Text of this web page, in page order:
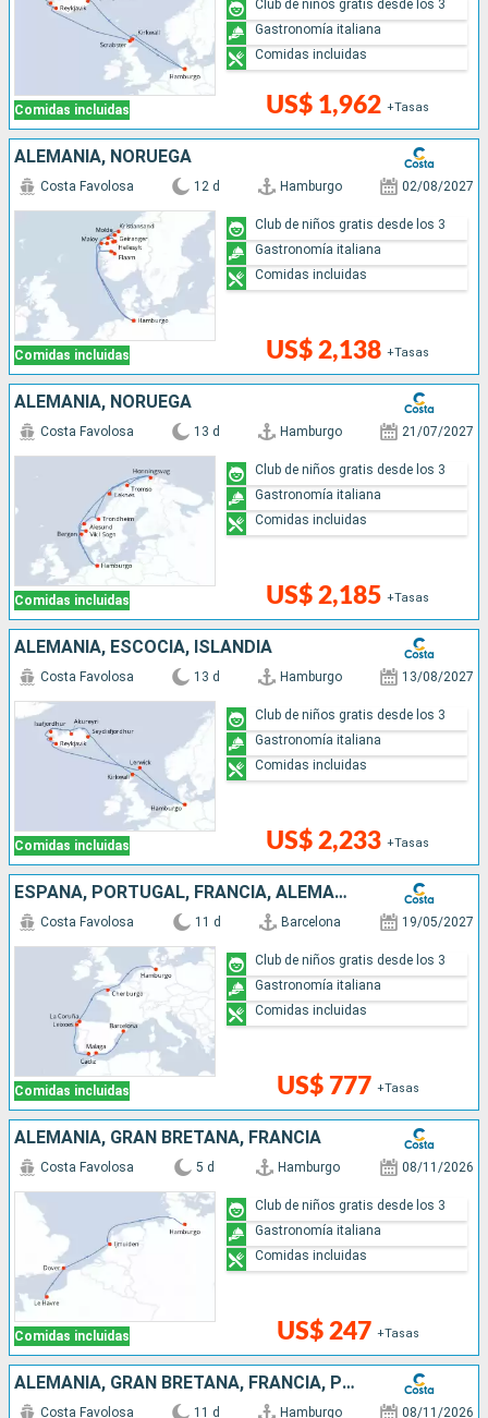
Comidas incluidas US$ 1,962 +Tasas
Club de niños gratis desde los 3
Gastronomía italiana
Comidas incluidas
ALEMANIA, NORUEGA
Comidas incluidas
Costa Favolosa 12 d Hamburgo 02/08/2027
US$ 2,138 +Tasas
Club de niños gratis desde los 3
Gastronomía italiana
Comidas incluidas
ALEMANIA, NORUEGA
Comidas incluidas
Costa Favolosa 13 d Hamburgo 21/07/2027
US$ 2,185 +Tasas
Club de niños gratis desde los 3
Gastronomía italiana
Comidas incluidas
ALEMANIA, ESCOCIA, ISLANDIA
Comidas incluidas
Costa Favolosa 13 d Hamburgo 13/08/2027
US$ 2,233 +Tasas
Club de niños gratis desde los 3
Gastronomía italiana
Comidas incluidas
ESPAÑA, PORTUGAL, FRANCIA, ALEMANIA
Comidas incluidas
Costa Favolosa 11 d Barcelona 19/05/2027
US$ 777 +Tasas
Club de niños gratis desde los 3
Gastronomía italiana
Comidas incluidas
ALEMANIA, GRAN BRETAÑA, FRANCIA
Comidas incluidas
Costa Favolosa 5 d Hamburgo 08/11/2026
US$ 247 +Tasas
Club de niños gratis desde los 3
Gastronomía italiana
Comidas incluidas
ALEMANIA, GRAN BRETAÑA, FRANCIA, PORTUGAL, ESPAÑA, CANARIAS
Costa Favolosa 11 d Hamburgo 08/11/2026